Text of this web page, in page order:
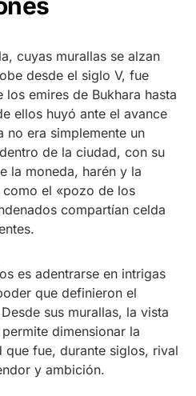
cuyas murallas se alzan
desde el siglo V, fue
emires de Bukhara hasta
ellos huyó ante el avance
no era simplemente un
de la ciudad, con su
la moneda, harén y la
el «pozo de los
compartían celda
es adentrarse en intrigas
que definieron el
sus murallas, la vista
dimensionar la
que fue, durante siglos, rival
y ambición.